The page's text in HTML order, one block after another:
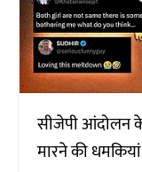
सीजेपी आंदोलन
मारने की